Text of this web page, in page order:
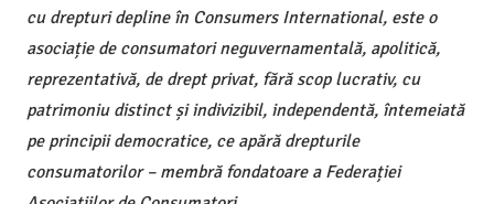
cu drepturi depline în Consumers International, este o
asociație de consumatori neguvernamentală, apolitică,
reprezentativă, de drept privat, fără scop lucrativ, cu
patrimoniu distinct și indivizibil, independentă, întemeiată
pe principii democratice, ce apără drepturile
consumatorilor – membră fondatoare a Federației